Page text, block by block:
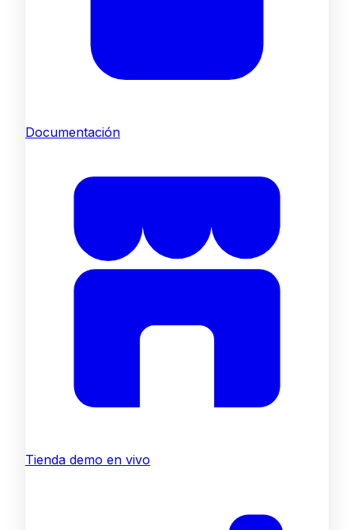
Documentación
Tienda demo en vivo